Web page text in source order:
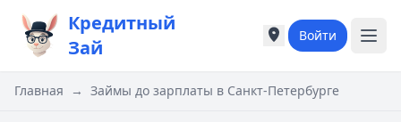
Кредитный
Зай
Города России
Москва
Города России
Москва
Войти
Главная → Займы до зарплаты в Санкт-Петербурге